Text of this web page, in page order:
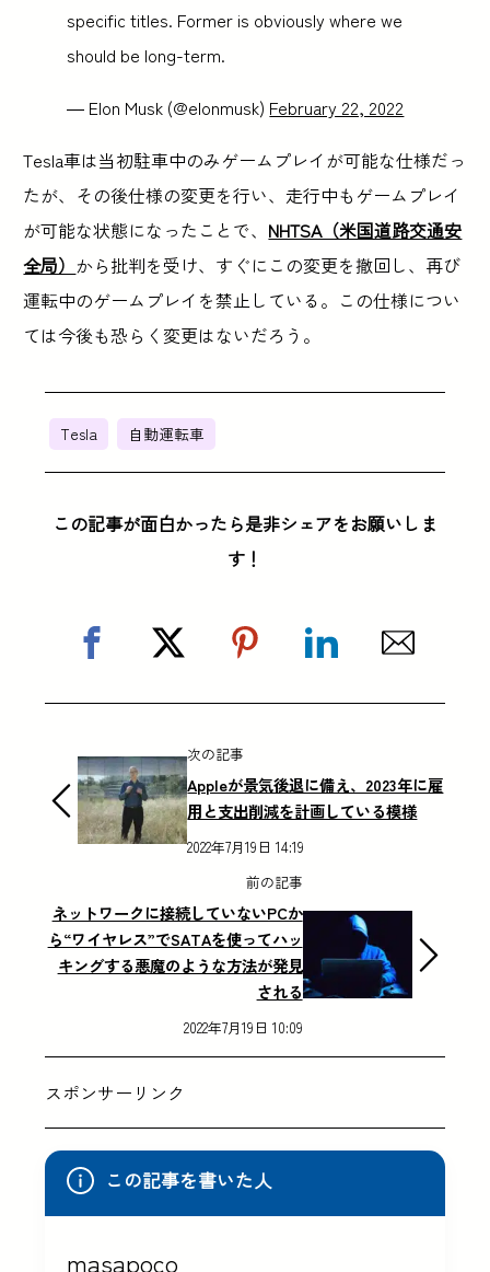
specific titles. Former is obviously where we
should be long-term.
— Elon Musk (@elonmusk) February 22, 2022
Tesla車は当初駐車中のみゲームプレイが可能な仕様だっ
たが、その後仕様の変更を行い、走行中もゲームプレイ
が可能な状態になったことで、 NHTSA（米国道路交通安
全局） から批判を受け、すぐにこの変更を撤回し、再び
運転中のゲームプレイを禁止している。この仕様につい
ては今後も恐らく変更はないだろう。
Tesla 自動運転車
この記事が面白かったら是非シェアをお願いしま
す！
次の記事
Appleが景気後退に備え、2023年に雇
用と支出削減を計画している模様
2022年7月19日 14:19
前の記事
ネットワークに接続していないPCか
ら“ワイヤレス”でSATAを使ってハッ
キングする悪魔のような方法が発見
される
2022年7月19日 10:09
スポンサーリンク
この記事を書いた人
masapoco